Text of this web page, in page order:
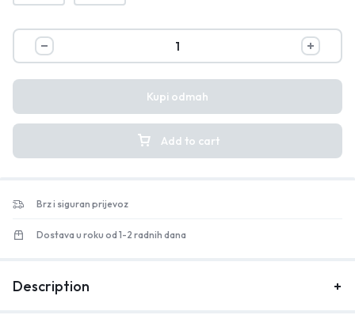
Add to cart
Kupi odmah
Brz i siguran prijevoz
Dostava u roku od 1-2 radnih dana
Description